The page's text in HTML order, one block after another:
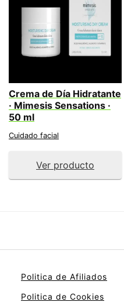
Crema de Día Hidratante
· Mimesis Sensations ·
50 ml
Cuidado facial
Ver producto
Politica de Afiliados
Politica de Cookies